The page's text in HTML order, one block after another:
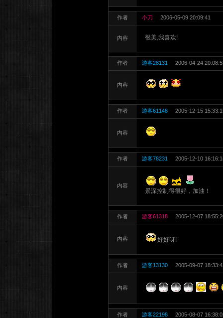
作者 小刀 2006-05-09 20:09:41
内容 很美,我喜欢!
作者 游客28131 2006-04-24
内容
作者 游客61148 2005-12-15
内容
作者 游客78231 2005-12-10
内容
景深控制得很好，加油！
作者 游客61318 2005-12-07
内容 好好呀!
作者 游客13130 2005-09-07
内容
作者 游客22198 2005-08-07